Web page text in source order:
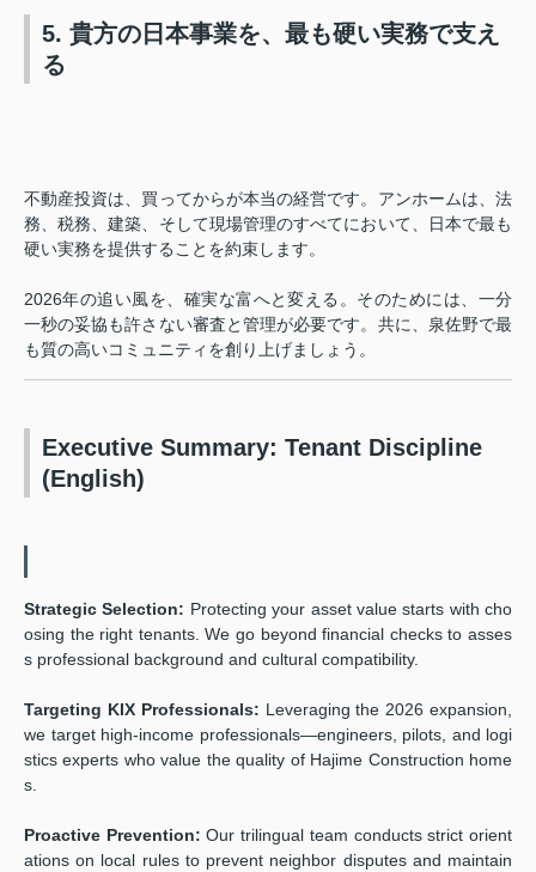
5. 貴方の日本事業を、最も硬い実務で支え
る
不動産投資は、買ってからが本当の経営です。アンホームは、法
務、税務、建築、そして現場管理のすべてにおいて、日本で最も
硬い実務を提供することを約束します。
2026年の追い風を、確実な富へと変える。そのためには、一分
一秒の妥協も許さない審査と管理が必要です。共に、泉佐野で最
も質の高いコミュニティを創り上げましょう。
Executive Summary: Tenant Discipline
(English)
Strategic Selection: Protecting your asset value starts with cho
osing the right tenants. We go beyond financial checks to asses
s professional background and cultural compatibility.
Targeting KIX Professionals: Leveraging the 2026 expansion,
we target high-income professionals—engineers, pilots, and logi
stics experts who value the quality of Hajime Construction home
s.
Proactive Prevention: Our trilingual team conducts strict orient
ations on local rules to prevent neighbor disputes and maintain